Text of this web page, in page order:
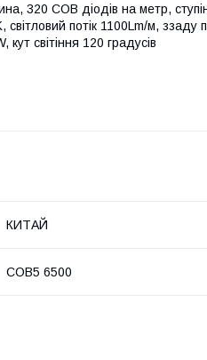
320 COB діодів на метр,
потік 1100Lm/м, ззаду
світіння 120 градусів
КИТАЙ
COB5 6500